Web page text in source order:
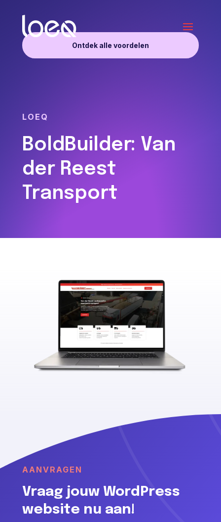
Ontdek alle voordelen
LOEQ
BoldBuilder: Van
der Reest
Transport
AANVRAGEN
Vraag jouw WordPress
website nu aan!